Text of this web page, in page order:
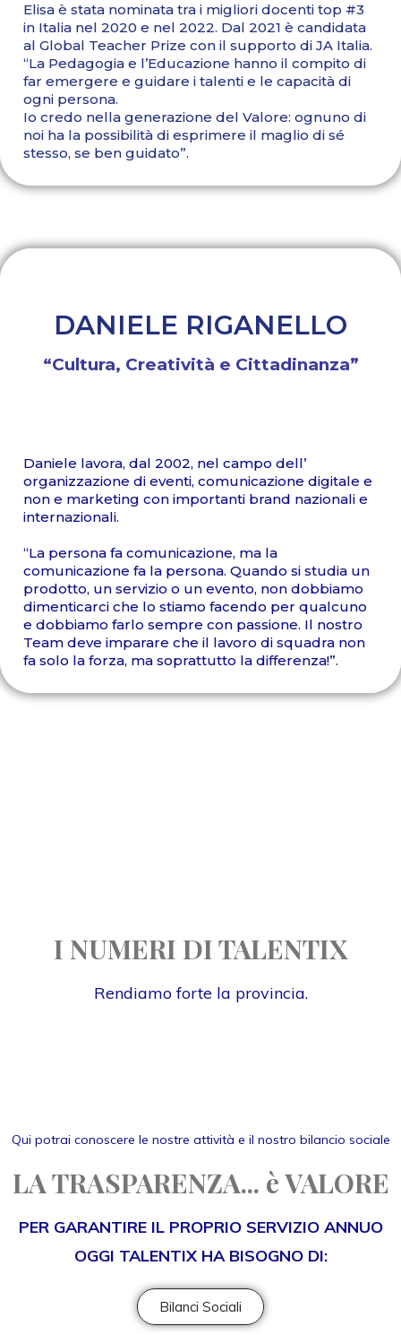
Elisa è stata nominata tra i migliori docenti top #3
in Italia nel 2020 e nel 2022. Dal 2021 è candidata
al Global Teacher Prize con il supporto di JA Italia.
“La Pedagogia e l’Educazione hanno il compito di
far emergere e guidare i talenti e le capacità di
ogni persona.
Io credo nella generazione del Valore: ognuno di
noi ha la possibilità di esprimere il maglio di sé
stesso, se ben guidato”.
DANIELE RIGANELLO
“Cultura, Creatività e Cittadinanza”
Daniele lavora, dal 2002, nel campo dell’
organizzazione di eventi, comunicazione digitale e
non e marketing con importanti brand nazionali e
internazionali.
“La persona fa comunicazione, ma la
comunicazione fa la persona. Quando si studia un
prodotto, un servizio o un evento, non dobbiamo
dimenticarci che lo stiamo facendo per qualcuno
e dobbiamo farlo sempre con passione. Il nostro
Team deve imparare che il lavoro di squadra non
fa solo la forza, ma soprattutto la differenza!”.
I NUMERI DI TALENTIX
Rendiamo forte la provincia.
Qui potrai conoscere le nostre attività e il nostro bilancio sociale
LA TRASPARENZA... è VALORE
PER GARANTIRE IL PROPRIO SERVIZIO ANNUO
OGGI TALENTIX HA BISOGNO DI:
Bilanci Sociali